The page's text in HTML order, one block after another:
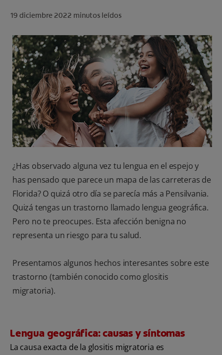
PARA PROFESIONALES
CUPONES
US (ES)
19 diciembre 2022 minutos leídos
¿Has observado alguna vez tu lengua en el espejo y
has pensado que parece un mapa de las carreteras de
Florida? O quizá otro día se parecía más a Pensilvania.
Quizá tengas un trastorno llamado lengua geográfica.
Pero no te preocupes. Esta afección benigna no
representa un riesgo para tu salud.
Presentamos algunos hechos interesantes sobre este
trastorno (también conocido como glositis
migratoria).
Lengua geográfica: causas y síntomas
La causa exacta de la glositis migratoria es